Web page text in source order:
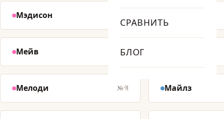
СРАВНИТЬ
БЛОГ
Мэдисон
Мейв № 75
Мелоди № 91 Майлз